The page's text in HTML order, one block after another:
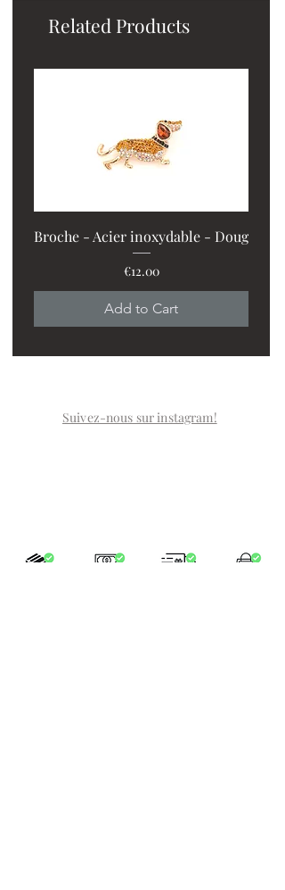
Related Products
Broche - Acier inoxydable - Doug
Price
€12.00
Add to Cart
Suivez-nous sur instagram!